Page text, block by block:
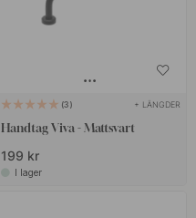
3 + LÄNGDER
Handtag Viva - Mattsvart
199 kr
I lager